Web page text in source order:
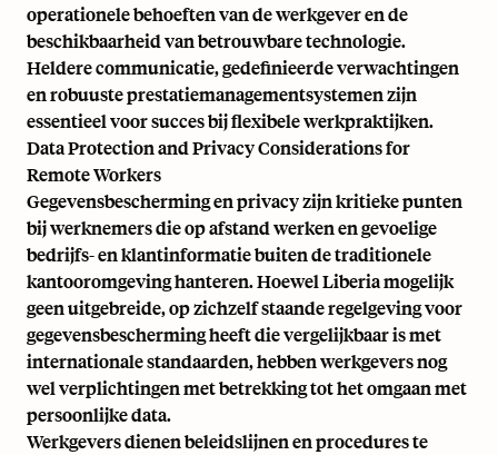
operationele behoeften van de werkgever en de
beschikbaarheid van betrouwbare technologie.
Heldere communicatie, gedefinieerde verwachtingen
en robuuste prestatiemanagementsystemen zijn
essentieel voor succes bij flexibele werkpraktijken.
Data Protection and Privacy Considerations for
Remote Workers
Gegevensbescherming en privacy zijn kritieke punten
bij werknemers die op afstand werken en gevoelige
bedrijfs- en klantinformatie buiten de traditionele
kantooromgeving hanteren. Hoewel Liberia mogelijk
geen uitgebreide, op zichzelf staande regelgeving voor
gegevensbescherming heeft die vergelijkbaar is met
internationale standaarden, hebben werkgevers nog
wel verplichtingen met betrekking tot het omgaan met
persoonlijke data.
Werkgevers dienen beleidslijnen en procedures te